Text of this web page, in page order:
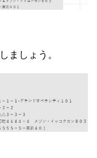
ましょう。